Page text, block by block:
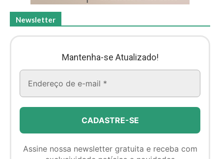
Newsletter
Mantenha-se Atualizado!
Assine nossa newsletter gratuita e receba com